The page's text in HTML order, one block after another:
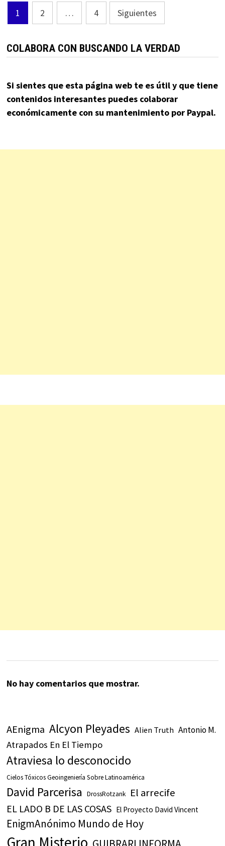
Paginación
de
entradas
1 2 … 4 Siguientes
COLABORA CON BUSCANDO LA VERDAD
Si sientes que esta página web te es útil y que tiene
contenidos interesantes puedes colaborar
económicamente con su mantenimiento por Paypal.
No hay comentarios que mostrar.
AEnigma Alcyon Pleyades Alien Truth Antonio M.
Atrapados En El Tiempo
Atraviesa lo desconocido
Cielos Tóxicos Geoingeniería Sobre Latinoamérica
David Parcerisa DrossRotzank El arrecife
EL LADO B DE LAS COSAS El Proyecto David Vincent
EnigmAnónimo Mundo de Hoy